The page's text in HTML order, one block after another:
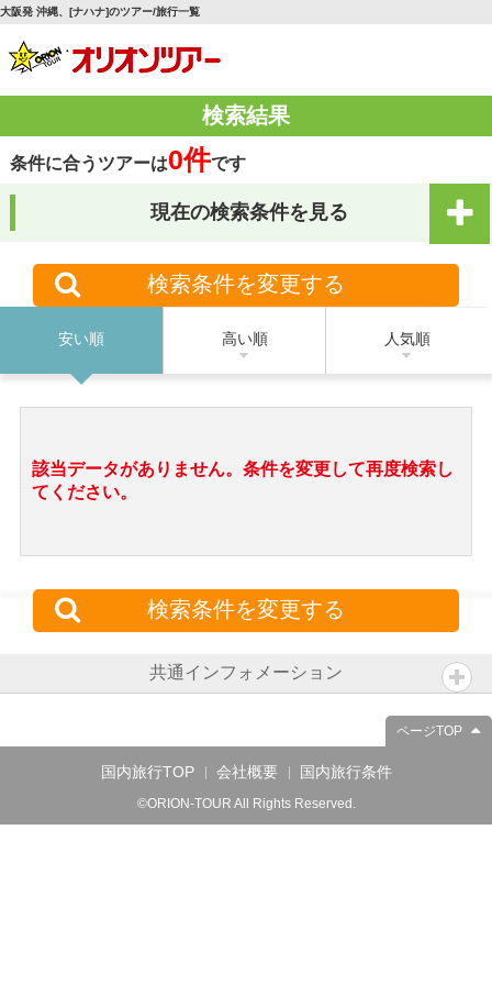
大阪発 沖縄、[ナハナ]のツアー/旅行一覧
検索結果
条件に合うツアーは0件です
現在の検索条件を見る
検索条件を変更する
安い順 高い順 人気順
該当データがありません。条件を変更して再度検索し
てください。
検索条件を変更する
共通インフォメーション
ページTOP
国内旅行TOP 会社概要 国内旅行条件
©ORION-TOUR All Rights Reserved.